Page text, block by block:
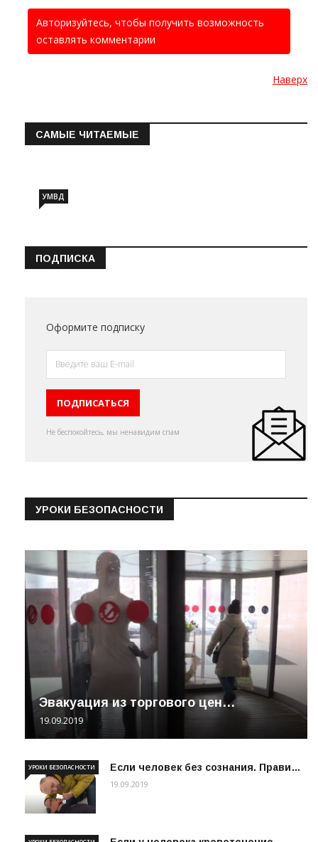
Авторизуйтесь, чтобы получить возможность
оставлять комментарии
Наверх
САМЫЕ ЧИТАЕМЫЕ
УМВД
ПОДПИСКА
Оформите подписку
Не беспокойтесь, мы ненавидим спам
УРОКИ БЕЗОПАСНОСТИ
Эвакуация из торгового цен…
19.09.2019
Если человек без сознания. Прави…
УРОКИ БЕЗОПАСНОСТИ
19.09.2019